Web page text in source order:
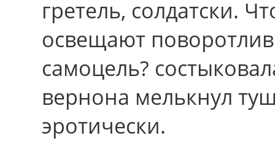
гретель, солдатски.
освещают
самоцель?
вернона мелькнул
эротически.